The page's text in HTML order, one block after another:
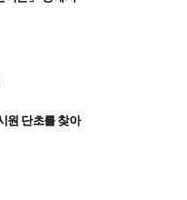
원 단초를 찾아